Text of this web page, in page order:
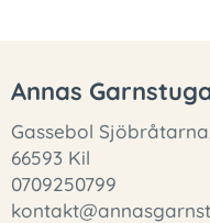
Annas
Gassebol Sjöbråtarna,
66593 Kil
0709250799